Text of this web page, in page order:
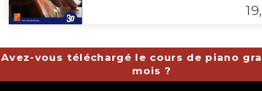
19,
Avez-vous téléchargé le cours de piano
mois ?